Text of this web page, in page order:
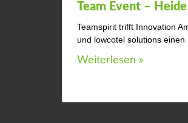
Team Event –
Teamspirit trifft Innovation
und lowcotel solutions
Weiterlesen »